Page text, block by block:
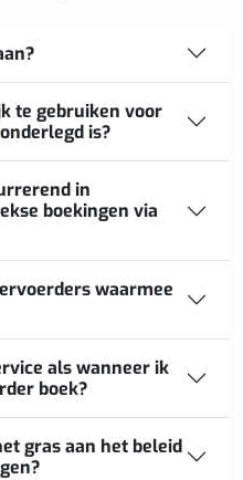
te gebruiken voor
is?
in
boekingen via
waarmee
als wanneer ik
boek?
gras aan het beleid